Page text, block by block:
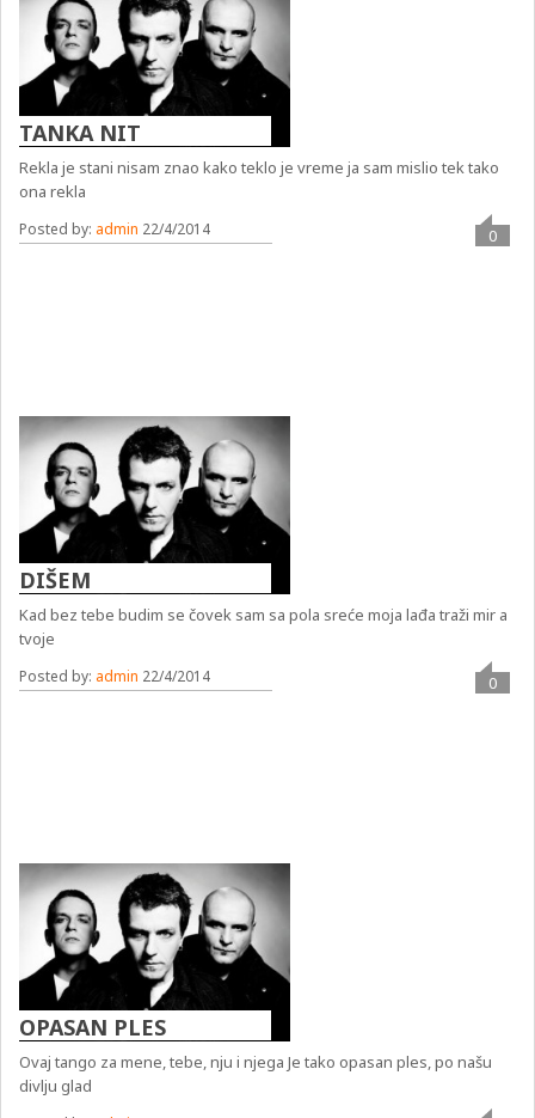
TANKA NIT
Rekla je stani nisam znao kako teklo je vreme ja sam mislio tek tako
ona rekla
Posted by: admin 22/4/2014 0
DIŠEM
Kad bez tebe budim se čovek sam sa pola sreće moja lađa traži mir a
tvoje
Posted by: admin 22/4/2014 0
OPASAN PLES
Ovaj tango za mene, tebe, nju i njega Je tako opasan ples, po našu
divlju glad